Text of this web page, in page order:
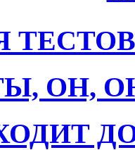
ТЕСТОВ
ОН,